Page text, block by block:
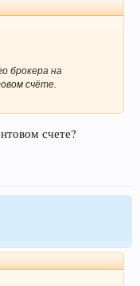
брокера на
счёте.
счете?